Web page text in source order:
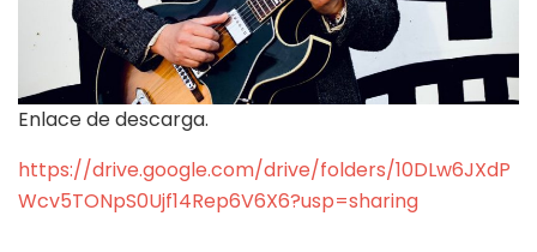
Enlace de descarga.
https://drive.google.com/drive/folders/10DLw6JXdP
Wcv5TONpS0Ujf14Rep6V6X6?usp=sharing